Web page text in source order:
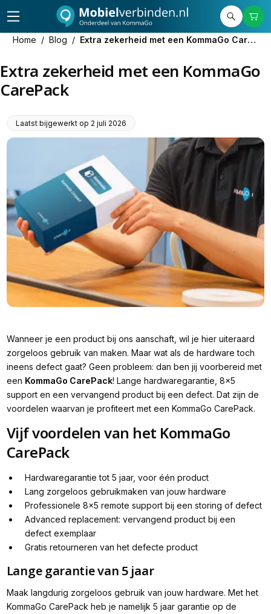
Home / Blog / Extra zekerheid met een KommaGo CarePack
Extra zekerheid met een KommaGo
CarePack
Laatst bijgewerkt op 2 juli 2026
Wanneer je een product bij ons aanschaft, wil je hier uiteraard
zorgeloos gebruik van maken. Maar wat als de hardware toch
ineens defect gaat? Geen probleem: dan ben jij voorbereid met
een KommaGo CarePack! Lange hardwaregarantie, 8x5
support en een vervangend product bij een defect. Dat zijn de
voordelen waarvan je profiteert met een KommaGo CarePack.
Vijf voordelen van het KommaGo
CarePack
Hardwaregarantie tot 5 jaar, voor één product
Lang zorgeloos gebruikmaken van jouw hardware
Professionele 8x5 remote support bij een storing of defect
Advanced replacement: vervangend product bij een
defect exemplaar
Gratis retourneren van het defecte product
Lange garantie van 5 jaar
Maak langdurig zorgeloos gebruik van jouw hardware. Met het
KommaGo CarePack heb je namelijk 5 jaar garantie op de